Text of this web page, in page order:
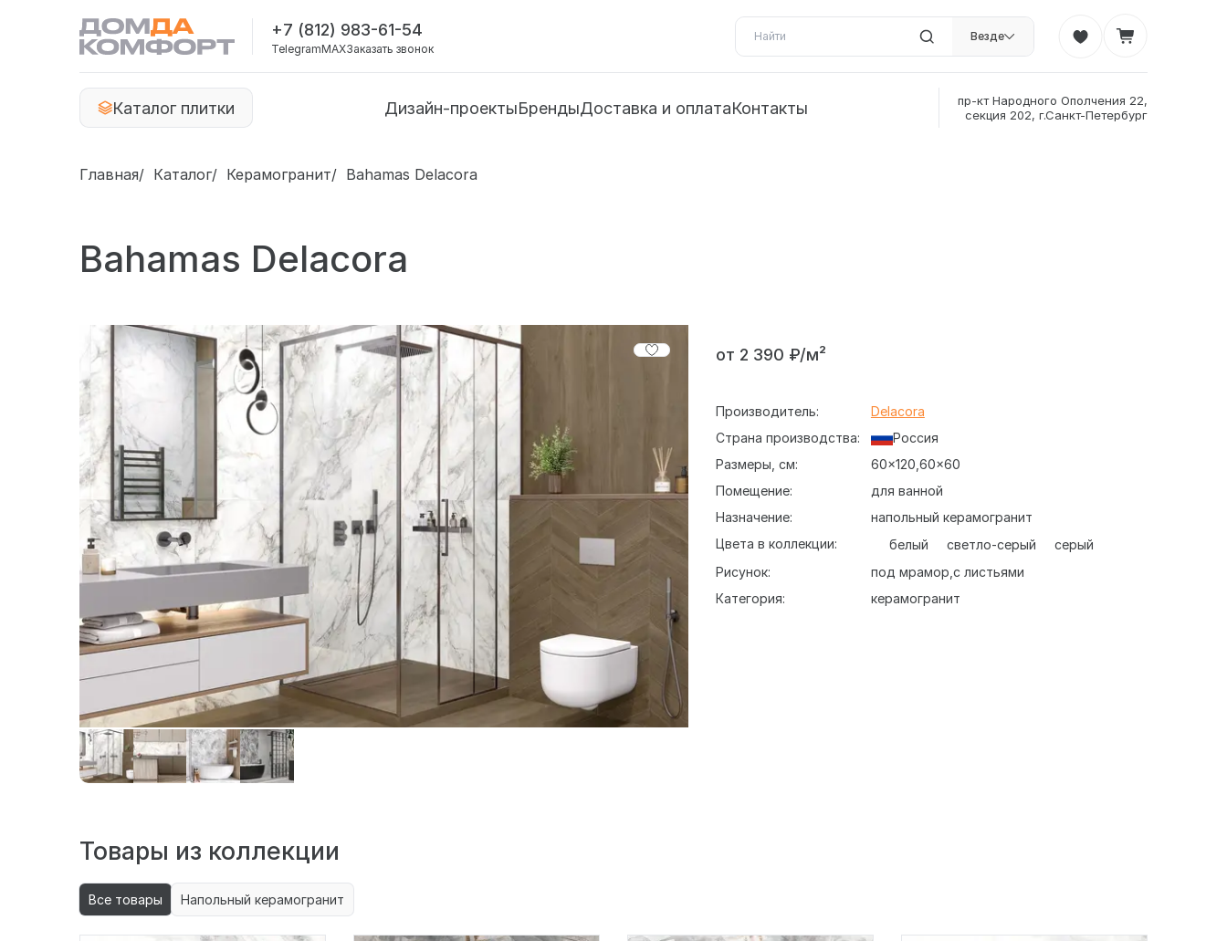
+7 (812) 983-61-54
TelegramMAXЗаказать звонок
Везде
Каталог плитки Дизайн-проектыБрендыДоставка и оплатаКонтакты
пр-кт Народного Ополчения 22,
секция 202, г.Санкт-Петербург
Главная Каталог Керамогранит Bahamas Delacora
Bahamas Delacora
от 2 390 ₽/м²
Производитель:
Delacora
Страна производства:
Россия
Размеры, см:
60x120 60x60
Помещение:
для ванной
Назначение:
напольный керамогранит
Цвета в коллекции:
белый светло-серый
серый
Рисунок:
под мрамор с листьями
Категория:
керамогранит
Товары из коллекции
Все товары Напольный керамогранит